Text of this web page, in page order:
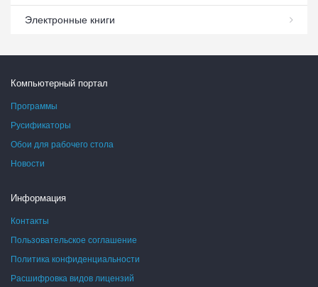
Электронные книги
Компьютерный портал
Программы
Русификаторы
Обои для рабочего стола
Новости
Информация
Контакты
Пользовательское соглашение
Политика конфиденциальности
Расшифровка видов лицензий